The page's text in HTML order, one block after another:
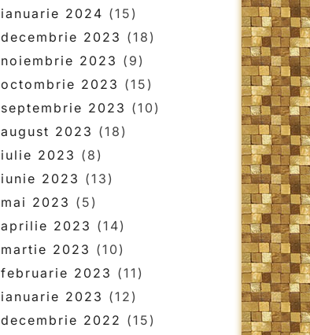
ianuarie 2024 (15)
decembrie 2023 (18)
noiembrie 2023 (9)
octombrie 2023 (15)
septembrie 2023 (10)
august 2023 (18)
iulie 2023 (8)
iunie 2023 (13)
mai 2023 (5)
aprilie 2023 (14)
martie 2023 (10)
februarie 2023 (11)
ianuarie 2023 (12)
decembrie 2022 (15)